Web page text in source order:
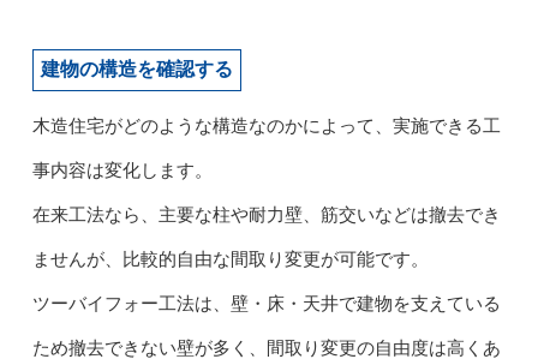
建物の構造を確認する
木造住宅がどのような構造なのかによって、実施できる工
事内容は変化します。
在来工法なら、主要な柱や耐力壁、筋交いなどは撤去でき
ませんが、比較的自由な間取り変更が可能です。
ツーバイフォー工法は、壁・床・天井で建物を支えている
ため撤去できない壁が多く、間取り変更の自由度は高くあ